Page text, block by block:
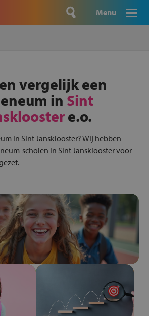
Menu
vergelijk een
in Sint
e.o.
in Sint Jansklooster? Wij hebben
scholen in Sint Jansklooster voor